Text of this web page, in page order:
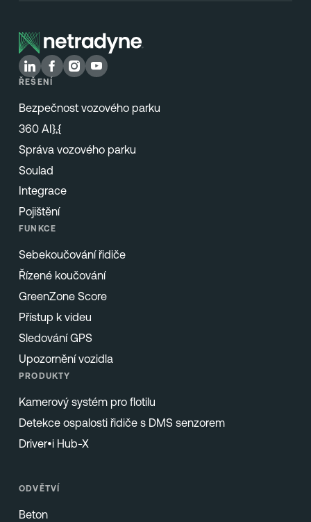
ŘEŠENÍ
Bezpečnost vozového parku
360 AI},{
Správa vozového parku
Soulad
Integrace
Pojištění
FUNKCE
Sebekoučování řidiče
Řízené koučování
GreenZone Score
Přístup k videu
Sledování GPS
Upozornění vozidla
PRODUKTY
Kamerový systém pro flotilu
Detekce ospalosti řidiče s DMS senzorem
Driver•i Hub-X
ODVĚTVÍ
Beton